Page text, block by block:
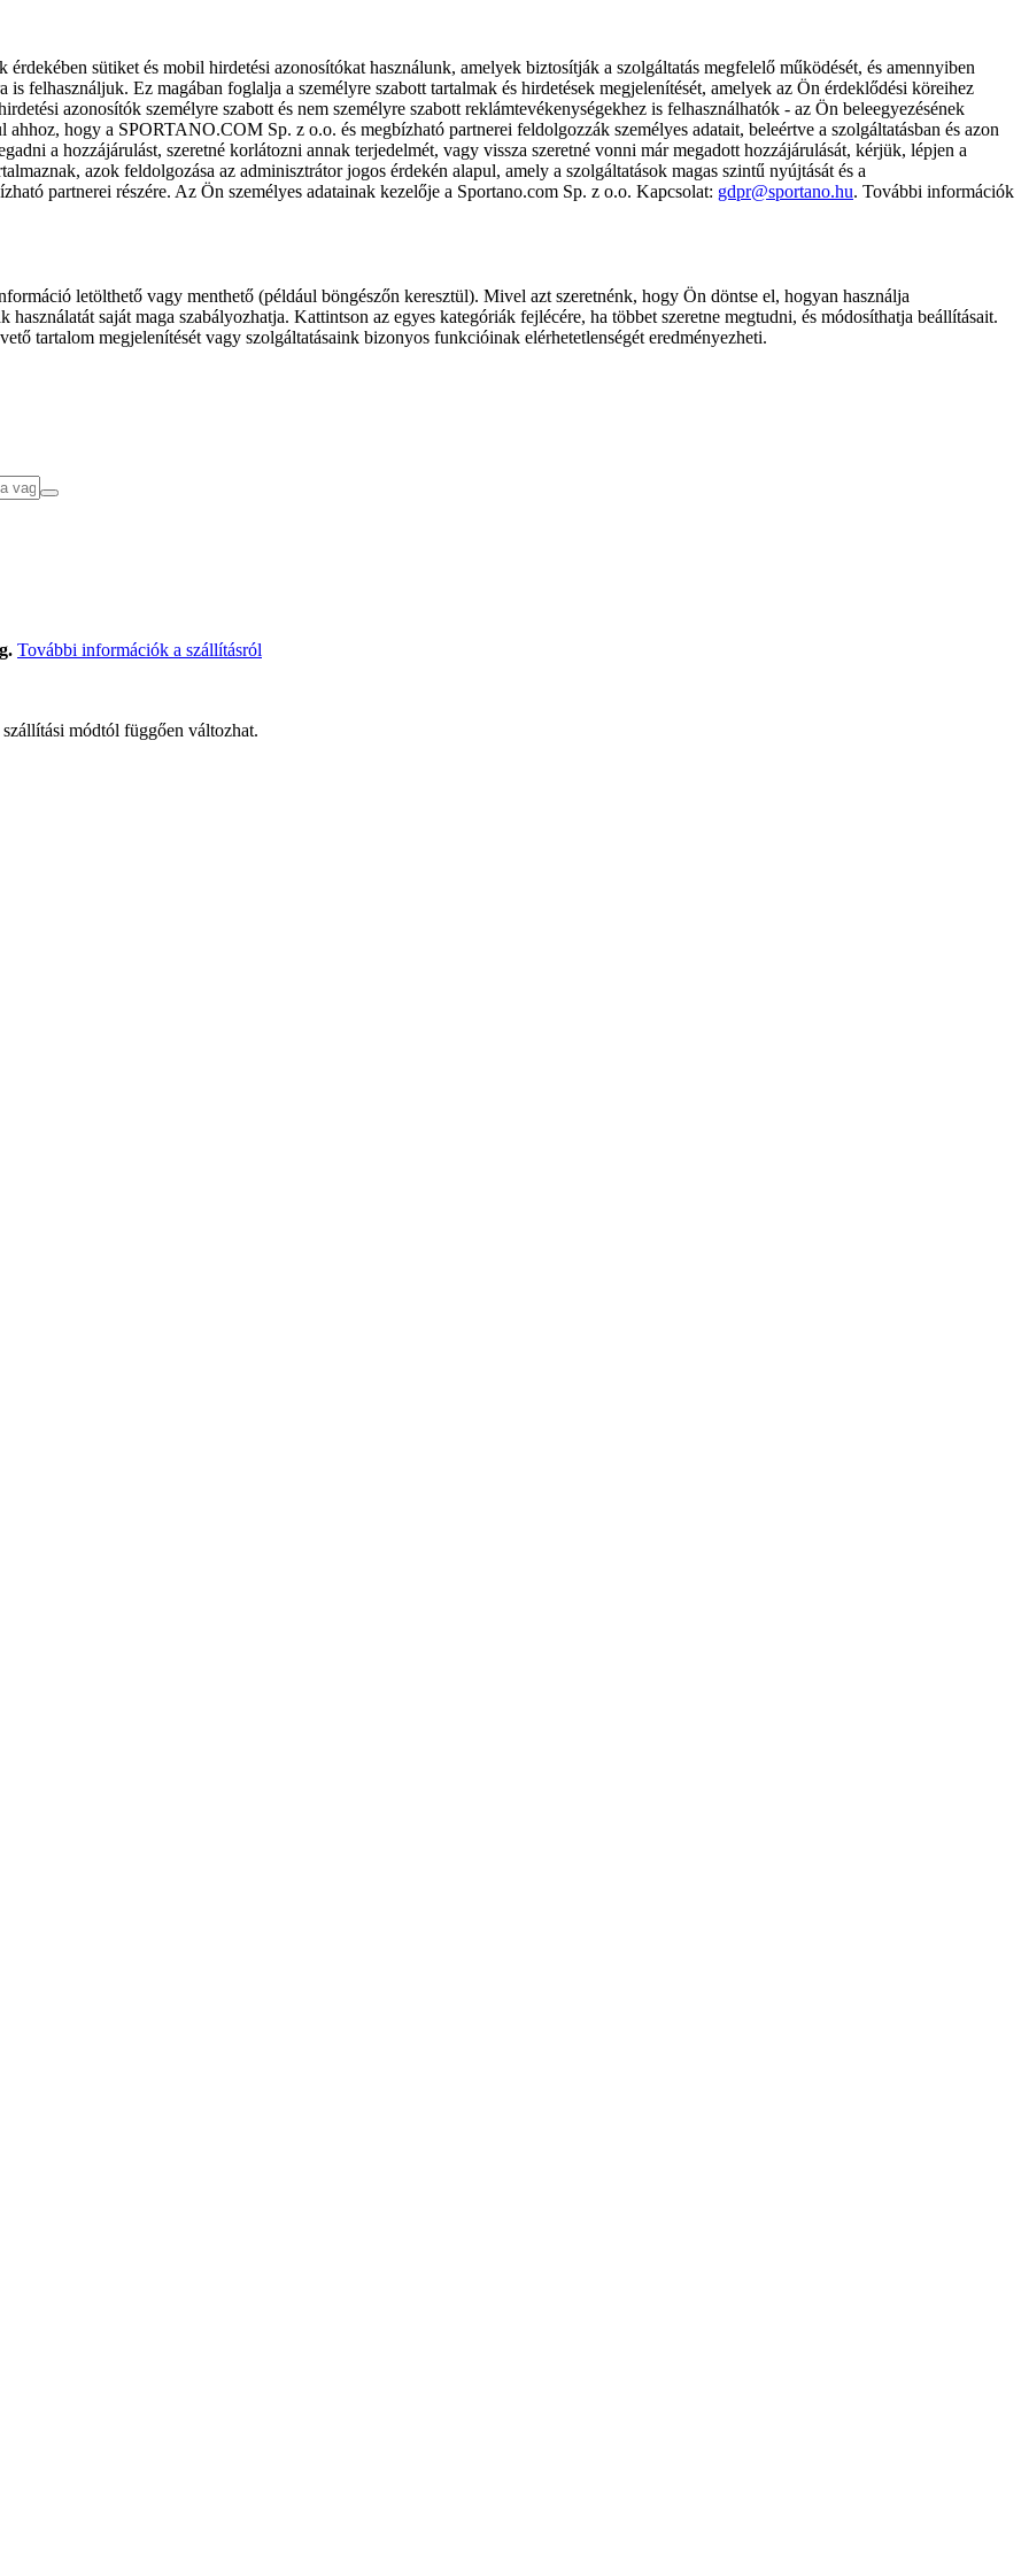
sütiket és mobil hirdetési azonosítókat használunk, amelyek biztosítják a szolgáltatás megfelelő működését, és amennyiben
is felhasználjuk. Ez magában foglalja a személyre szabott tartalmak és hirdetések megjelenítését, amelyek az Ön érdeklődési köreihez
azonosítók személyre szabott és nem személyre szabott reklámtevékenységekhez is felhasználhatók - az Ön beleegyezésének
hogy a SPORTANO.COM Sp. z o.o. és megbízható partnerei feldolgozzák személyes adatait, beleértve a szolgáltatásban és azon
a hozzájárulást, szeretné korlátozni annak terjedelmét, vagy vissza szeretné vonni már megadott hozzájárulását, kérjük, lépjen a
azok feldolgozása az adminisztrátor jogos érdekén alapul, amely a szolgáltatások magas szintű nyújtását és a
partnerei részére. Az Ön személyes adatainak kezelője a Sportano.com Sp. z o.o. Kapcsolat: gdpr@sportano.hu. További információk
letölthető vagy menthető (például böngészőn keresztül). Mivel azt szeretnénk, hogy Ön döntse el, hogyan használja
saját maga szabályozhatja. Kattintson az egyes kategóriák fejlécére, ha többet szeretne megtudni, és módosíthatja beállításait.
tartalom megjelenítését vagy szolgáltatásaink bizonyos funkcióinak elérhetetlenségét eredményezheti.
További információk a szállításról
módtól függően változhat.